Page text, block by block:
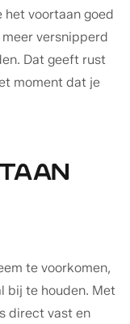
het voortaan goed
versnipperd
Dat geeft rust
moment dat je
te voorkomen,
bij te houden. Met
direct vast en